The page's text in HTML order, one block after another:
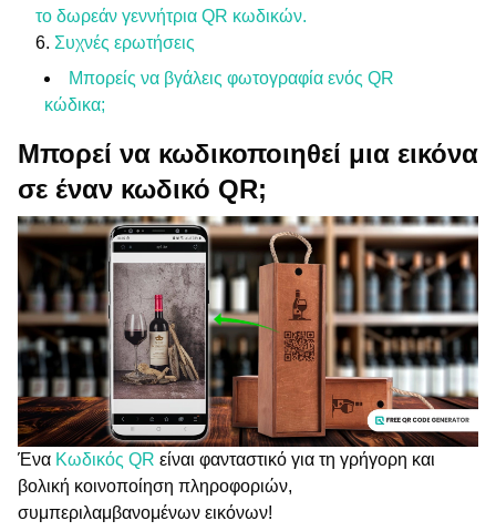
το δωρεάν γεννήτρια QR κωδικών.
Συχνές ερωτήσεις
Μπορείς να βγάλεις φωτογραφία ενός QR
κώδικα;
Μπορεί να κωδικοποιηθεί μια εικόνα
σε έναν κωδικό QR;
Ένα Κωδικός QR είναι φανταστικό για τη γρήγορη και
βολική κοινοποίηση πληροφοριών,
συμπεριλαμβανομένων εικόνων!